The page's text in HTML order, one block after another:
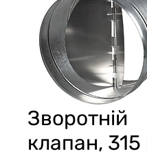
Зворотній
клапан,